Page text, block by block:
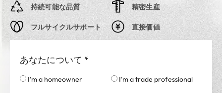
持続可能な品質
フルサイクルサポート
精密生産
直接価値
あなたについて *
I'm a homeowner I'm a trade professional